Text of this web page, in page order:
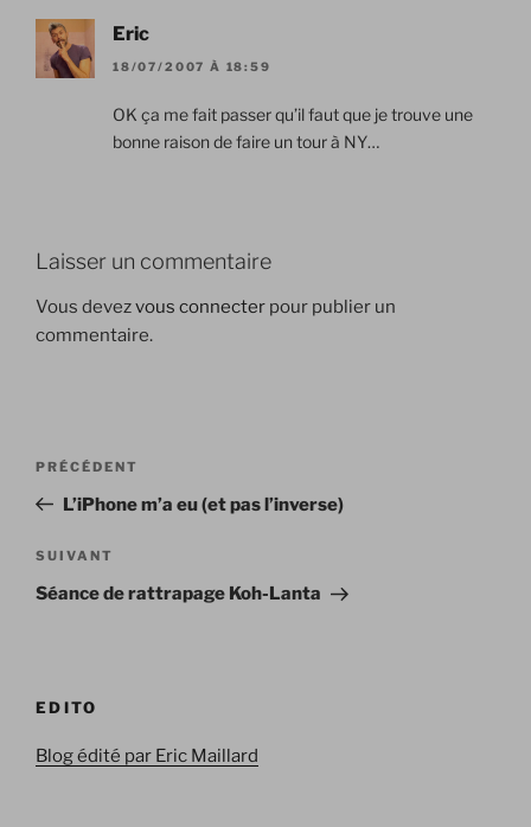
Eric
18/07/2007 À 18:59
OK ça me fait passer qu’il faut que je trouve une
bonne raison de faire un tour à NY…
Laisser un commentaire
Vous devezvous connecter pour publier un
commentaire.
Navigation
l’article
Article
précédent
PRÉCÉDENT
L’iPhone m’a eu (et pas l’inverse)
Article
suivant
SUIVANT
Séance de rattrapage Koh-Lanta
EDITO
Blog édité par Eric Maillard